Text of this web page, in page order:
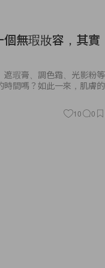
無瑕妝容，其實
瑕膏、調色霜、光影粉等
時間嗎？如此一來，肌膚的
10 0